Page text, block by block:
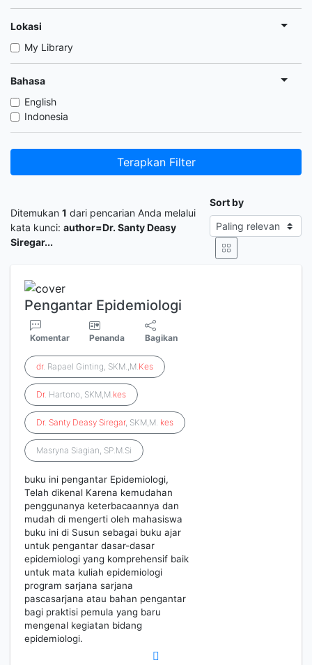
Lokasi
My Library
Bahasa
English
Indonesia
Terapkan Filter
Ditemukan 1 dari pencarian Anda melalui
kata kunci: author=Dr. Santy Deasy
Siregar...
Sort by
Pengantar Epidemiologi
Komentar Penanda Bagikan
dr. Rapael Ginting, SKM.,M. Kes
Dr. Hartono, SKM,M. kes
Dr. Santy Deasy Siregar, SKM,M. kes
Masryna Siagian, SP.M.Si
buku ini pengantar Epidemiologi,
Telah dikenal Karena kemudahan
penggunanya keterbacaannya dan
mudah di mengerti oleh mahasiswa
buku ini di Susun sebagai buku ajar
untuk pengantar dasar-dasar
epidemiologi yang komprehensif baik
untuk mata kuliah epidemiologi
program sarjana sarjana
pascasarjana atau bahan pengantar
bagi praktisi pemula yang baru
mengenal kegiatan bidang
epidemiologi.